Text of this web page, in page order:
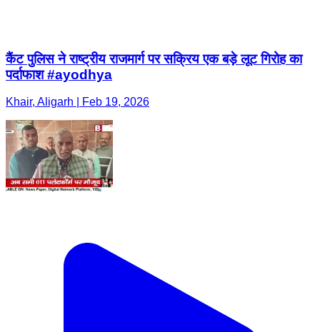
कैंट पुलिस ने राष्ट्रीय राजमार्ग पर सक्रिय एक बड़े लूट गिरोह का
पर्दाफाश #ayodhya
Khair, Aligarh | Feb 19, 2026